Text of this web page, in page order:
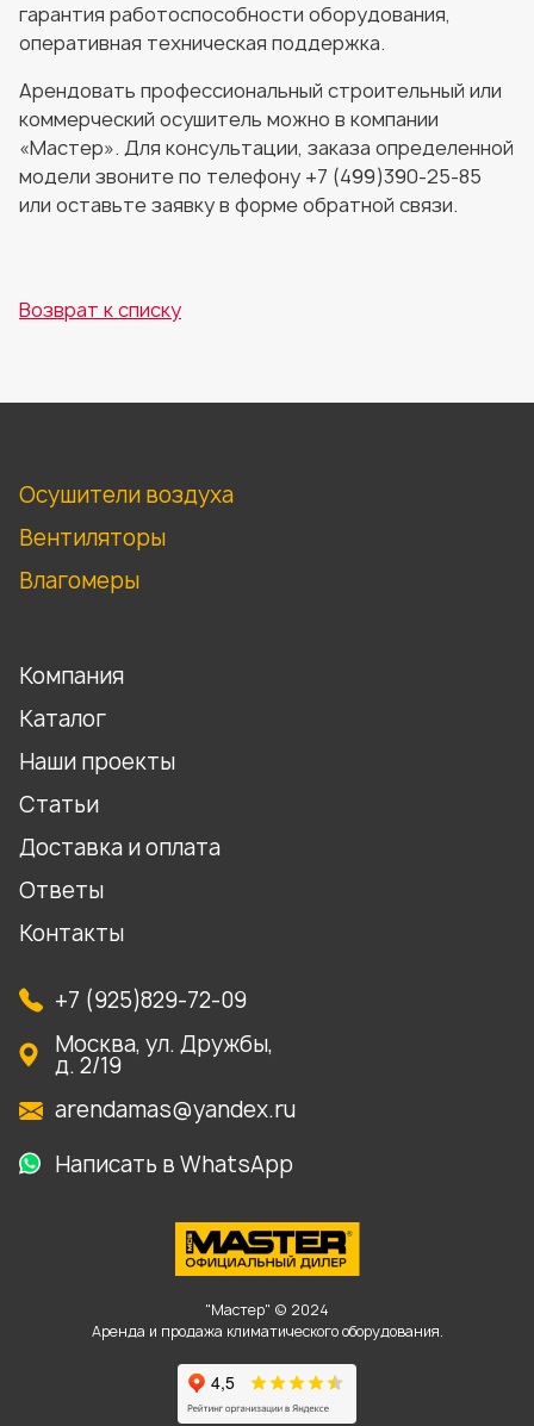
гарантия работоспособности оборудования,
оперативная техническая поддержка.
Арендовать профессиональный строительный или
коммерческий осушитель можно в компании
«Мастер». Для консультации, заказа определенной
модели звоните по телефону +7 (499)390-25-85
или оставьте заявку в форме обратной связи.
Возврат к списку
Осушители воздуха
Вентиляторы
Влагомеры
Компания
Каталог
Наши проекты
Статьи
Доставка и оплата
Ответы
Контакты
+7 (925)829-72-09
Москва, ул. Дружбы,
д. 2/19
arendamas@yandex.ru
Написать в WhatsApp
"Мастер" © 2024
Аренда и продажа климатического оборудования.